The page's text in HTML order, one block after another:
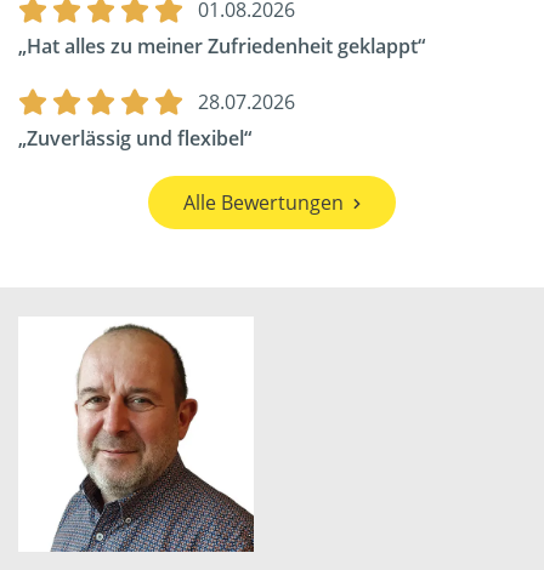
01.08.2026
Hat alles zu meiner Zufriedenheit geklappt
28.07.2026
Zuverlässig und flexibel
Alle Bewertungen